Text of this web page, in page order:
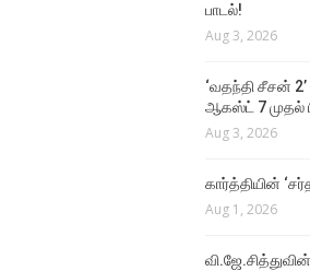
பாடல்!
Aug 3, 2026
‘வதந்தி சீசன் 2’
ஆகஸ்ட் 7 முதல்
Aug 3, 2026
கார்த்தியின்
Aug 1, 2026
வி.ஜே.சித்துவின்